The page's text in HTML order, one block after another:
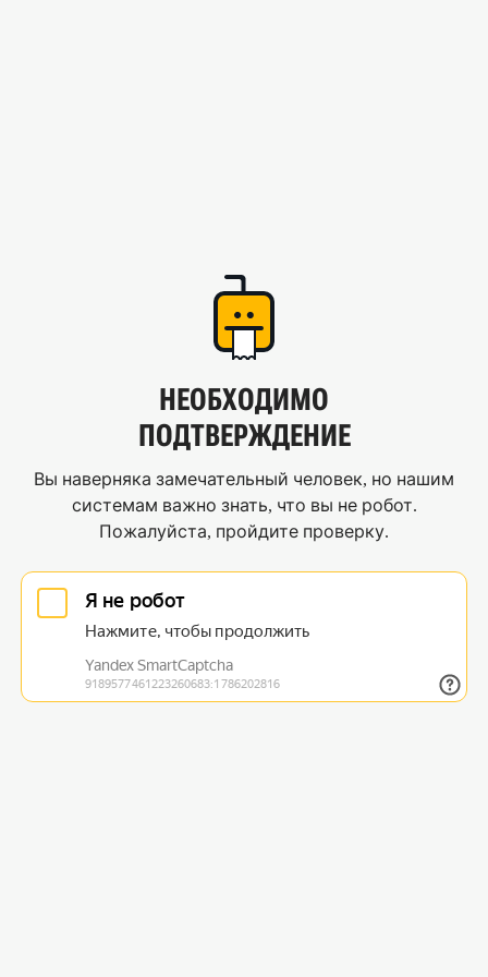
НЕОБХОДИМО
ПОДТВЕРЖДЕНИЕ
Вы наверняка замечательный человек, но нашим
системам важно знать, что вы не робот.
Пожалуйста, пройдите проверку.